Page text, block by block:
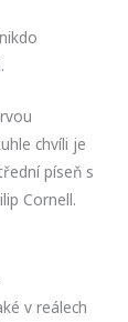
chvíli je
píseň s
Cornell.
v reálech